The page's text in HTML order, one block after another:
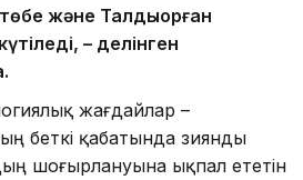
және Талдықорған
– делінген
жағдайлар –
беткі қабатында зиянды
шоғырлануына ықпал ететін